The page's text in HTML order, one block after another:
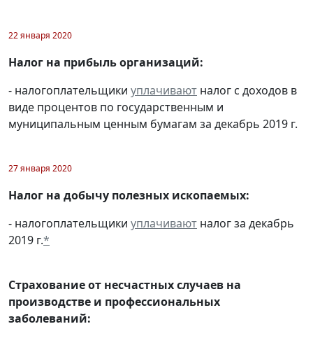
22 января 2020
Налог на прибыль организаций:
- налогоплательщики уплачивают налог с доходов в
виде процентов по государственным и
муниципальным ценным бумагам за декабрь 2019 г.
27 января 2020
Налог на добычу полезных ископаемых:
- налогоплательщики уплачивают налог за декабрь
2019 г.*
Страхование от несчастных случаев на
производстве и профессиональных
заболеваний: